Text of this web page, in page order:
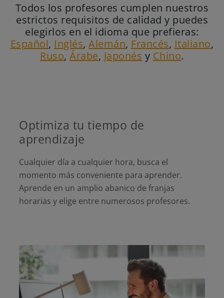
Todos los profesores cumplen nuestros
estrictos requisitos de calidad y puedes
elegirlos en el idioma que prefieras:
Español, Inglés,Alemán, Francés, Italiano,
Ruso,Árabe, Japonés y Chino.
Optimiza tu tiempo de
aprendizaje
Cualquier día a cualquier hora, busca el
momento más conveniente para aprender.
Aprende en un amplio abanico de franjas
horarias y elige entre numerosos profesores.